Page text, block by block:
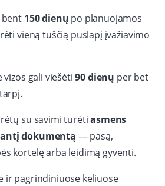
bent 150 dienų po planuojamos
vieną tuščią puslapį įvažiavimo
vizos gali viešėti90 dienų per bet
su savimi turėtiasmens
dokumentą — pasą,
kortelę arba leidimą gyventi.
ir pagrindiniuose keliuose